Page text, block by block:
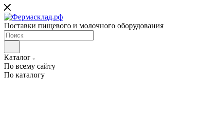
Поставки пищевого и молочного оборудования
Каталог
По всему сайту
По каталогу